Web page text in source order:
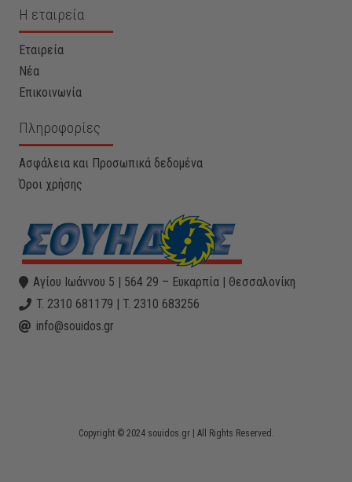
Η εταιρεία
Εταιρεία
Νέα
Επικοινωνία
Πληροφορίες
Ασφάλεια και Προσωπικά δεδομένα
Όροι χρήσης
Αγίου Ιωάννου 5 | 564 29 – Ευκαρπία | Θεσσαλονίκη
T. 2310 681179 | T. 2310 683256
info@souidos.gr
Copyright © 2024 souidos.gr | All Rights Reserved.